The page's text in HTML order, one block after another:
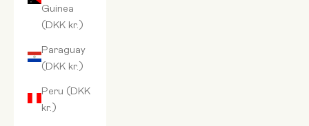
Guinea
(DKK kr.)
Paraguay
(DKK kr.)
Peru (DKK
kr.)